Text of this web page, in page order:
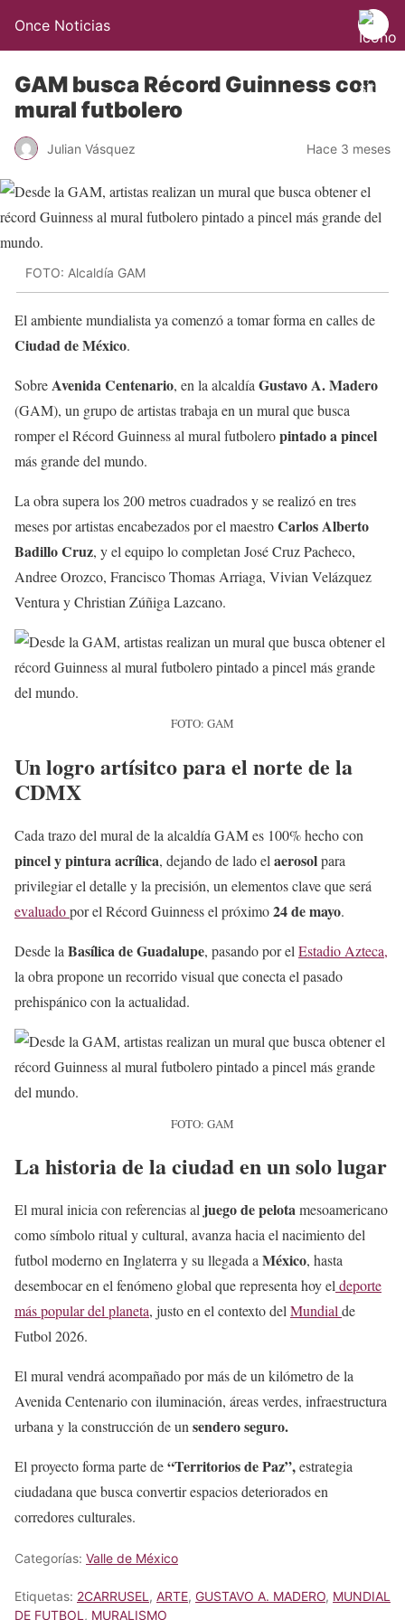
Once Noticias
GAM busca Récord Guinness con
mural futbolero
Julian Vásquez Hace 3 meses
FOTO: Alcaldía GAM
El ambiente mundialista ya comenzó a tomar forma en calles de
Ciudad de México.
SobreAvenida Centenario, en la alcaldía Gustavo A. Madero
(GAM), un grupo de artistas trabaja en un mural que busca
romper el Récord Guinness al mural futboleropintado a pincel
más grande del mundo.
La obra supera los 200 metros cuadrados y se realizó en tres
meses por artistas encabezados por el maestroCarlos Alberto
Badillo Cruz, y el equipo lo completan José Cruz Pacheco,
Andree Orozco, Francisco Thomas Arriaga, Vivian Velázquez
Ventura y Christian Zúñiga Lazcano.
FOTO: GAM
Un logro artísitco para el norte de la
CDMX
Cada trazo del mural de la alcaldía GAM es 100% hecho con
pincel y pintura acrílica, dejando de lado el aerosolpara
privilegiar el detalle y la precisión, un elementos clave que será
evaluadopor el Récord Guinness el próximo24 de mayo.
Desde la Basílica de Guadalupe, pasando por el Estadio Azteca,
la obra propone un recorrido visual que conecta el pasado
prehispánico con la actualidad.
FOTO: GAM
La historia de la ciudad en un solo lugar
El mural inicia con referencias al juego de pelotamesoamericano
como símbolo ritual y cultural, avanza hacia el nacimiento del
futbol moderno en Inglaterra y su llegada aMéxico, hasta
desembocar en el fenómeno global que representa hoy eldeporte
más popular del planeta, justo en el contexto delMundialde
Futbol 2026.
El mural vendrá acompañado por más de un kilómetro de la
Avenida Centenario con iluminación, áreas verdes, infraestructura
urbana y la construcción de unsendero seguro.
El proyecto forma parte de“Territorios de Paz”,estrategia
ciudadana que busca convertir espacios deteriorados en
corredores culturales.
Categorías: Valle de México
Etiquetas: 2CARRUSEL , ARTE, GUSTAVO A. MADERO, MUNDIAL
DE FUTBOL , MURALISMO